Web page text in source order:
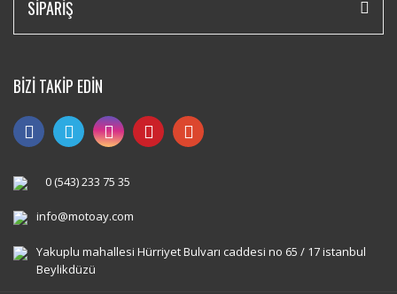
SİPARİŞ
BİZİ TAKİP EDİN
0 (543) 233 75 35
info@motoay.com
Yakuplu mahallesi Hürriyet Bulvarı caddesi no 65 / 17 istanbul
Beylikdüzü